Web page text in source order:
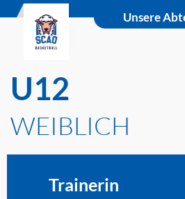
Unsere
U12
WEIBLICH
Trainerin